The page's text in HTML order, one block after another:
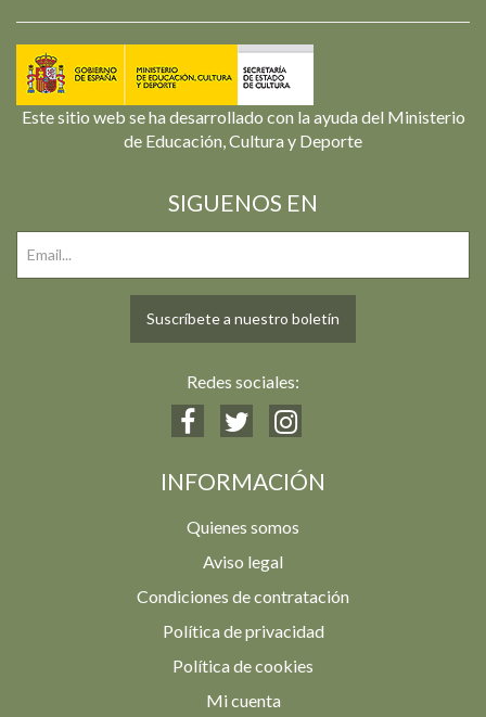
Este sitio web se ha desarrollado con la ayuda del Ministerio
de Educación, Cultura y Deporte
SIGUENOS EN
Suscríbete a nuestro boletín
Redes sociales:
INFORMACIÓN
Quienes somos
Aviso legal
Condiciones de contratación
Política de privacidad
Política de cookies
Mi cuenta